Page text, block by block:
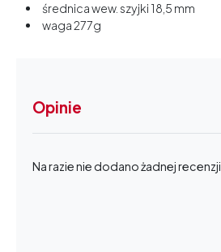
średnica wew. szyjki 18,5 mm
waga 277g
Opinie
Na razie nie dodano żadnej recenzji.